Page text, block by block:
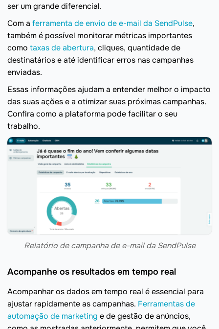
ser um grande diferencial.
Com a ferramenta de envio de e-mail da SendPulse,
também é possível monitorar métricas importantes
como taxas de abertura, cliques, quantidade de
destinatários e até identificar erros nas campanhas
enviadas.
Essas informações ajudam a entender melhor o impacto
das suas ações e a otimizar suas próximas campanhas.
Confira como a plataforma pode facilitar o seu
trabalho.
Relatório de campanha de e-mail da SendPulse
Acompanhe os resultados em tempo real
Acompanhar os dados em tempo real é essencial para
ajustar rapidamente as campanhas. Ferramentas de
automação de marketing e de gestão de anúncios,